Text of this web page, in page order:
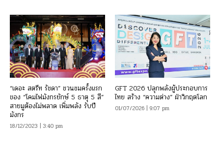
“เดอะ สตรีท รัชดา” ชวนชมครั้งแรก
ของ “โคมไฟมังกรยักษ์ 5 ธาตุ 5 สี”
สายมูต้องไม่พลาด เพิ่มพลัง รับปี
มังกร
18/12/2023 | 3:40 pm
GFT 2026 ปลุกพลังผู้ประกอบการ
ไทย สร้าง “ความต่าง” ฝ่าวิกฤตโลก
01/07/2026 | 9:07 pm